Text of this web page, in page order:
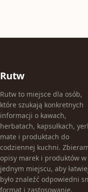
Rutw
Rutw to miejsce dla osób,
które szukają konkretnych
informacji o kawach,
herbatach, kapsułkach,
mate i produktach do
codziennej kuchni.
opisy marek i produktów w
jednym miejscu, aby
było znaleźć odpowiedni
format i zastosowanie.